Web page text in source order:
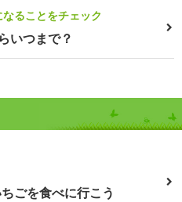
ることをチェック
いつまで？
ごを食べに行こう